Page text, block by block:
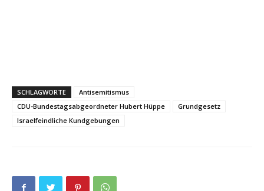
SCHLAGWORTE
Antisemitismus
CDU-Bundestagsabgeordneter Hubert Hüppe
Grundgesetz
Israelfeindliche Kundgebungen